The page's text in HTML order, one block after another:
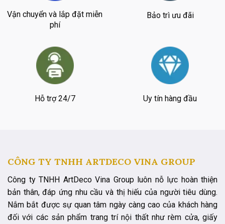
Vận chuyển và lắp đặt miễn
phí
Bảo trì ưu đãi
Hỗ trợ 24/7 Uy tín hàng đầu
CÔNG TY TNHH ARTDECO VINA GROUP
Công ty TNHH ArtDeco Vina Group luôn nỗ lực hoàn thiện
bản thân, đáp ứng nhu cầu và thị hiếu của người tiêu dùng.
Nắm bắt được sự quan tâm ngày càng cao của khách hàng
đối với các sản phẩm trang trí nội thất như rèm cửa, giấy